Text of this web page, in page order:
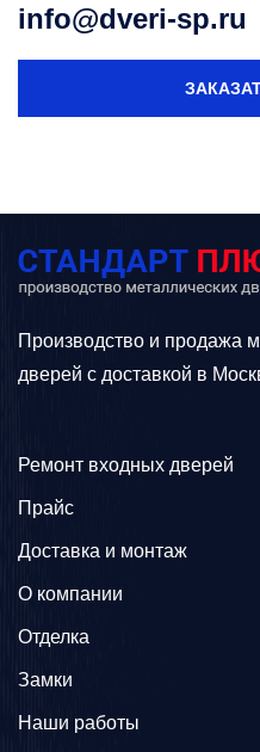
info@dveri-sp.ru
Производство и продажа
дверей с доставкой в
Ремонт входных дверей
Прайс
Доставка и монтаж
О компании
Отделка
Замки
Наши работы